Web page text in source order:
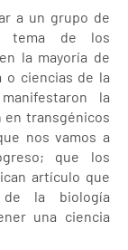
a un grupo de
tema de los
la mayoría de
o ciencias de la
la
en transgénicos
nos vamos a
que los
artículo que
de la biología
una ciencia